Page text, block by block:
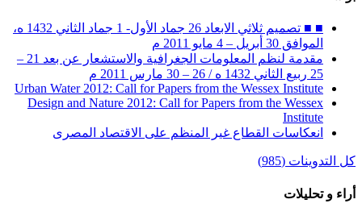
■ ■ تصميم ثلاثي الابعاد 26 جماد الأول- 1 جماد الثاني 1432 ه،
الموافق 30 أبريل – 4 مايو 2011 م
مقدمة لنظم المعلومات الجغرافية والاستشعار عن بعد 21 –
25 ربيع الثاني 1432 ه / 26 – 30 مارس 2011 م
Urban Water 2012: Call for Papers from the Wessex Institute
Design and Nature 2012: Call for Papers from the Wessex
Institute‏
انعكاسات القطاع غير المنظم على الاقتصاد المصرى
كل التدوينات (985)
أراء و تحليلات